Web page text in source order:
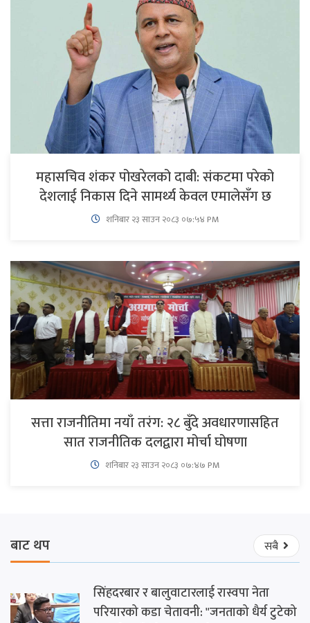
महासचिव शंकर पोखरेलको दाबी: संकटमा परेको
देशलाई निकास दिने सामर्थ्य केवल एमालेसँग छ
शनिबार २३ साउन २०८३ ०७:५४ PM
सत्ता राजनीतिमा नयाँ तरंग: २८ बुँदे अवधारणासहित
सात राजनीतिक दलद्वारा मोर्चा घोषणा
शनिबार २३ साउन २०८३ ०७:४७ PM
बाट थप सबै
सिंहदरबार र बालुवाटारलाई रास्वपा नेता
परियारको कडा चेतावनी: "जनताको धैर्य टुटेको